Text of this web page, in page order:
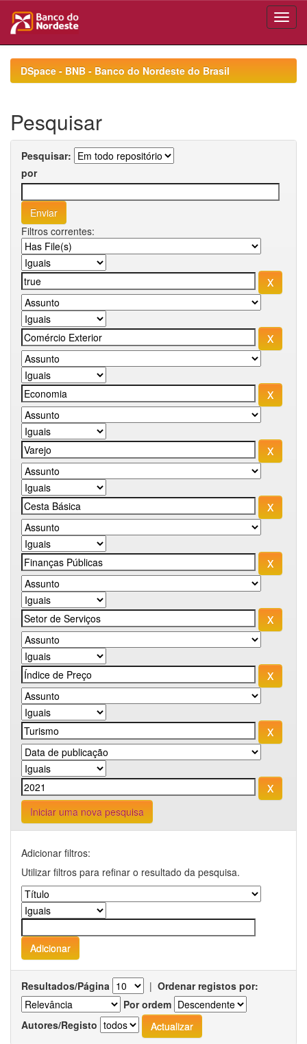
navigationDSpace - BNB - Banco do Nordeste do Brasil
Pesquisar
Pesquisar:
por
Filtros correntes:
Iniciar uma nova pesquisa
Adicionar filtros:
Utilizar filtros para refinar o resultado da pesquisa.
Resultados/Página | Ordenar registos por:
Por ordem
Autores/Registo